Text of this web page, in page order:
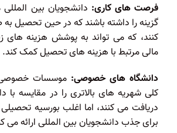
فرصت های کاری: دانشجویان بین
گزینه را داشته باشند که در حین تحصیل
کنند، که می تواند به پوشش هزینه های
مالی مرتبط با هزینه های تحصیل کمک کند.
دانشگاه های خصوصی: موسسات خصوصی
کلی شهریه های بالاتری را در مقایسه با
دریافت می کنند، اما اغلب بورسیه
برای جذب دانشجویان بین المللی ارائه می